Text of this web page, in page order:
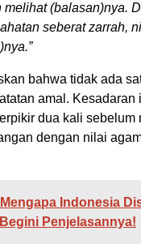
melihat (balasan)nya.
seberat zarrah,
bahwa tidak ada
amal. Kesadaran
dua kali sebelum
dengan nilai
Mengapa Indonesia
Penjelasannya!